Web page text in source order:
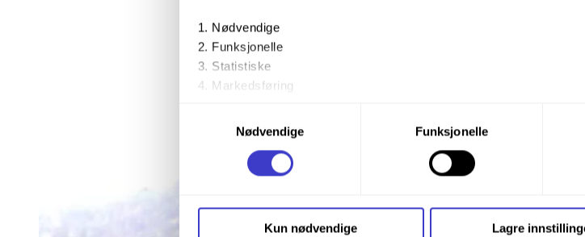
Nødvendige
Funksjonelle
Statistiske
Markedsføring
Ved å trykke «Godta alle» gir du din tillatelse til alle disse
trykke på avmerkingsboksen under formålet, og deretter trykke
Du kan lese mer om hvordan vi bruker informasjonskapsler og
Nødvendige
Funksjonelle
Kun nødvendige Lagre